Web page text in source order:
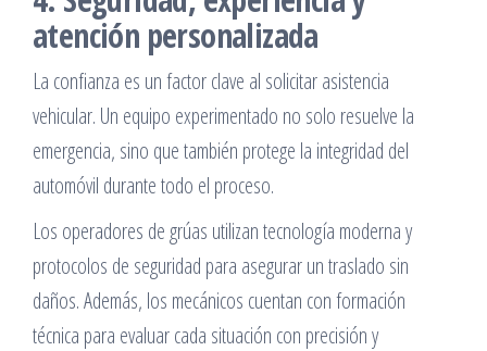
atención personalizada
La confianza es un factor clave al solicitar asistencia
vehicular. Un equipo experimentado no solo resuelve la
emergencia, sino que también protege la integridad del
automóvil durante todo el proceso.
Los operadores de grúas utilizan tecnología moderna y
protocolos de seguridad para asegurar un traslado sin
daños. Además, los mecánicos cuentan con formación
técnica para evaluar cada situación con precisión y